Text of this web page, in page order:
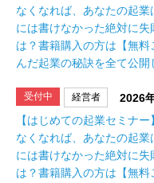
なくなれば、あなたの起
には書けなかった絶対に
は？書籍購入の方は【無
んだ起業の秘訣を全て公開
受付中 経営者
2026
【はじめての起業セミナ
なくなれば、あなたの起
には書けなかった絶対に
は？書籍購入の方は【無